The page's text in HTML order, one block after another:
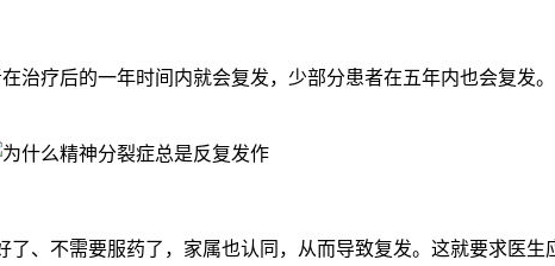
治疗后的一年时间内就会复发，少部分患者在五年内也会复发
不需要服药了，家属也认同，从而导致复发。这就要求医生